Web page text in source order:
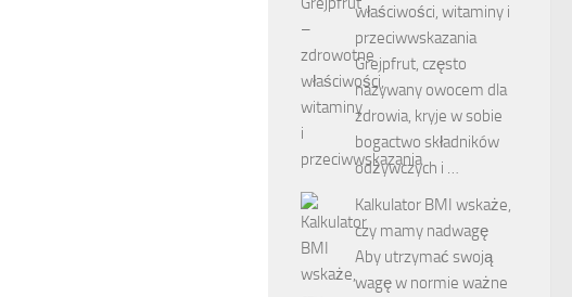
właściwości, witaminy i
przeciwwskazania
Grejpfrut, często
nazywany owocem dla
zdrowia, kryje w sobie
bogactwo składników
odżywczych i …
Kalkulator BMI wskaże,
czy mamy nadwagę
Aby utrzymać swoją
wagę w normie ważne